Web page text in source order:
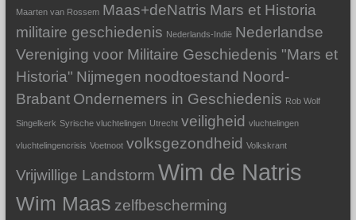
Maarten van Rossem Maas+deNatris Mars et Historia
militaire geschiedenis Nederlands-Indië Nederlandse
Vereniging voor Militaire Geschiedenis "Mars et
Historia" Nijmegen noodtoestand Noord-
Brabant Ondernemers in Geschiedenis Rob Wolf
Singelkerk Syrische vluchtelingen Utrecht veiligheid vluchtelingen
vluchtelingencrisis Voetnoot volksgezondheid Volkskrant
Vrijwillige Landstorm Wim de Natris
Wim Maas zelfbescherming